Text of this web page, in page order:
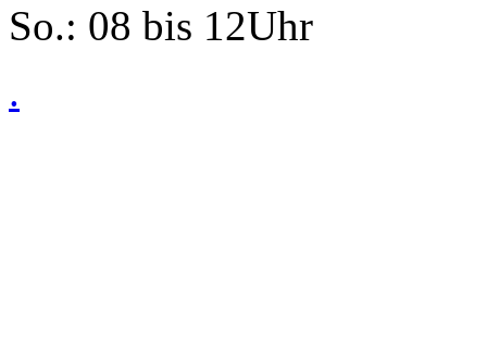
So.: 08 bis 12Uhr
.